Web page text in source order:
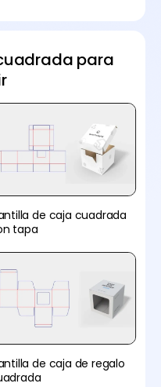
para
de caja cuadrada
tapa
de caja de regalo